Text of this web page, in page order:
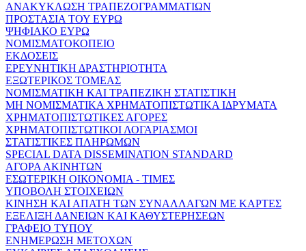
ΑΝΑΚΥΚΛΩΣΗ ΤΡΑΠΕΖΟΓΡΑΜΜΑΤΙΩΝ
ΠΡΟΣΤΑΣΙΑ ΤΟΥ ΕΥΡΩ
ΨΗΦΙΑΚΟ ΕΥΡΩ
ΝΟΜΙΣΜΑΤΟΚΟΠΕΙΟ
ΕΚΔΟΣΕΙΣ
ΕΡΕΥΝΗΤΙΚΗ ΔΡΑΣΤΗΡΙΟΤΗΤΑ
ΕΞΩΤΕΡΙΚΟΣ ΤΟΜΕΑΣ
ΝΟΜΙΣΜΑΤΙΚΗ ΚΑΙ ΤΡΑΠΕΖΙΚΗ ΣΤΑΤΙΣΤΙΚΗ
ΜΗ ΝΟΜΙΣΜΑΤΙΚΑ ΧΡΗΜΑΤΟΠΙΣΤΩΤΙΚΑ ΙΔΡΥΜΑΤΑ
ΧΡΗΜΑΤΟΠΙΣΤΩΤΙΚΕΣ ΑΓΟΡΕΣ
ΧΡΗΜΑΤΟΠΙΣΤΩΤΙΚΟΙ ΛΟΓΑΡΙΑΣΜΟΙ
ΣΤΑΤΙΣΤΙΚΕΣ ΠΛΗΡΩΜΩΝ
SPECIAL DATA DISSEMINATION STANDARD
ΑΓΟΡΑ ΑΚΙΝΗΤΩΝ
ΕΣΩΤΕΡΙΚΗ ΟΙΚΟΝΟΜΙΑ - ΤΙΜΕΣ
ΥΠΟΒΟΛΗ ΣΤΟΙΧΕΙΩΝ
ΚΙΝΗΣΗ ΚΑΙ ΑΠΑΤΗ ΤΩΝ ΣΥΝΑΛΛΑΓΩΝ ΜΕ ΚΑΡΤΕΣ
ΕΞΕΛΙΞΗ ΔΑΝΕΙΩΝ ΚΑΙ ΚΑΘΥΣΤΕΡΗΣΕΩΝ
ΓΡΑΦΕΙΟ ΤΥΠΟΥ
ΕΝΗΜΕΡΩΣΗ ΜΕΤΟΧΩΝ